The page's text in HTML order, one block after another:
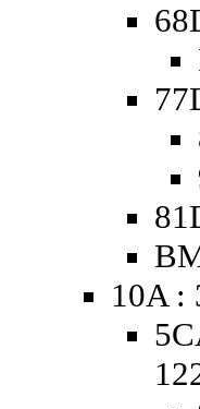
10A :